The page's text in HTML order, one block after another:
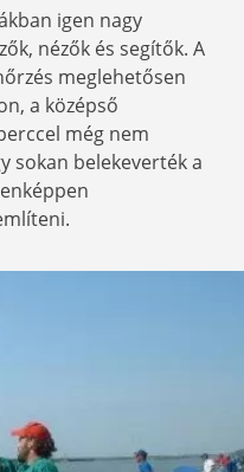
igen nagy
nézők és segítők. A
meglehetősen
a középső
még nem
sokan belekeverték a